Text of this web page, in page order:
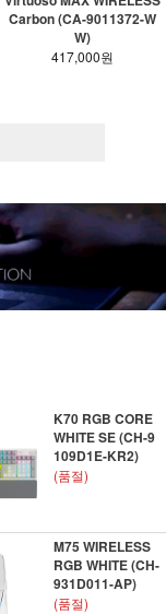
Carbon (CA-9011372-W
W)
417,000원
K70 RGB CORE
WHITE SE (CH-9
109D1E-KR2)
(품절)
M75 WIRELESS
RGB WHITE (CH-
931D011-AP)
(품절)